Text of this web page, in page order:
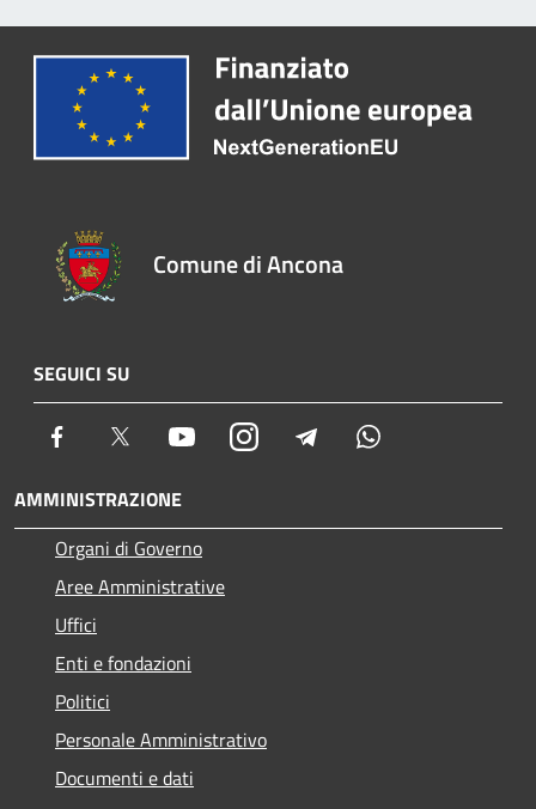
Comune di Ancona
SEGUICI SU
Facebook Twitter YoutubeInstagram Telegram
AMMINISTRAZIONE
Organi di Governo
Aree Amministrative
Uffici
Enti e fondazioni
Politici
Personale Amministrativo
Documenti e dati